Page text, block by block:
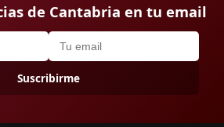
de Cantabria en tu email
Suscribirme